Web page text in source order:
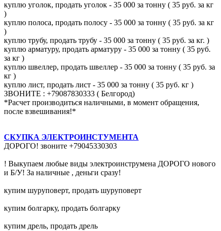
куплю уголок, продать уголок - 35 000 за тонну ( 35 руб. за кг
)
куплю полоса, продать полосу - 35 000 за тонну ( 35 руб. за кг
)
куплю трубу, продать трубу - 35 000 за тонну ( 35 руб. за кг. )
куплю арматуру, продать арматуру - 35 000 за тонну ( 35 руб.
за кг )
куплю швеллер, продать швеллер - 35 000 за тонну ( 35 руб. за
кг )
куплю лист, продать лист - 35 000 за тонну ( 35 руб. кг )
ЗВОНИТЕ : +79087830333 ( Белгород)
*Расчет производиться наличными, в момент обращения,
после взвешивания!*
СКУПКА ЭЛЕКТРОИНСТУМЕНТА
ДОРОГО! звоните +79045330303
! Выкупаем любые виды электроинструмена ДОРОГО нового
и Б/У! За наличные , деньги сразу!
купим шуруповерт, продать шуруповерт
купим болгарку, продать болгарку
купим дрель, продать дрель